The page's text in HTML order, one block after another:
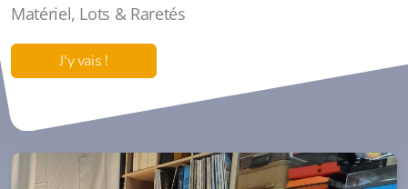
Matériel, Lots & Raretés
J'y vais !